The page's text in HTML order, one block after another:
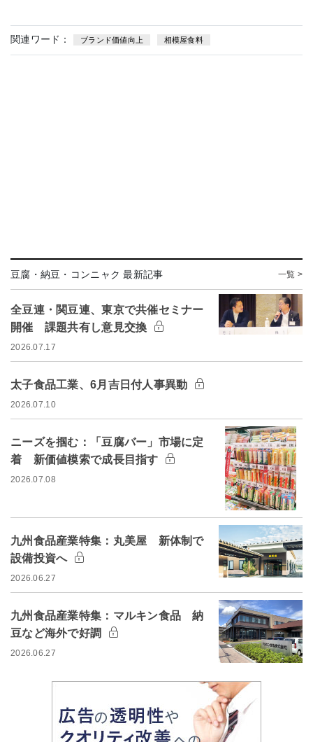
関連ワード： ブランド価値向上 相模屋食料
豆腐・納豆・コンニャク 最新記事 一覧 >
全豆連・関豆連、東京で共催セミナー
開催 課題共有し意見交換
2026.07.17
太子食品工業、6月吉日付人事異動
2026.07.10
ニーズを掴む：「豆腐バー」市場に定
着 新価値模索で成長目指す
2026.07.08
九州食品産業特集：丸美屋 新体制で
設備投資へ
2026.06.27
九州食品産業特集：マルキン食品 納
豆など海外で好調
2026.06.27